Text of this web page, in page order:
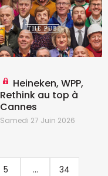
Heineken, WPP,
Rethink au top à
Cannes
Samedi 27 Juin 2026
5 ... 34